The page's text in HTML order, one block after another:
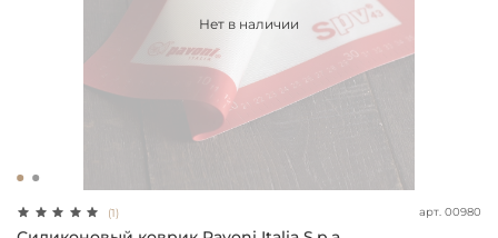
Нет в наличии
(1) арт. 00980